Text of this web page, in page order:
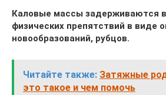
Каловые массы задерживаются
физических препятствий в виде
новообразований, рубцов.
Читайте также: Затяжные
это такое и чем помочь